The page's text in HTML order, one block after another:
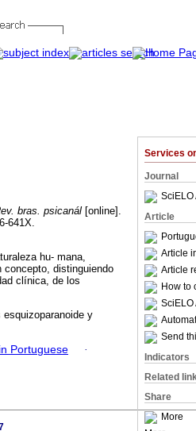
Services
Journal
SciELO
Article
Article
Article
How to
SciELO
Send
Indicators
Related
Share
More
bras. psicanál [online].
641X.
hu- mana,
concepto, distinguiendo
clínica, de los
y
Portuguese
·